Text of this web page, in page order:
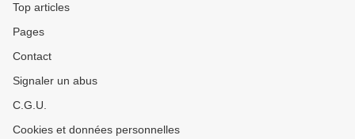
Top articles
Pages
Contact
Signaler un abus
C.G.U.
Cookies et données personnelles